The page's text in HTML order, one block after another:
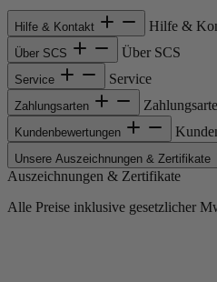
Hilfe & Kontakt Hilfe &
Über SCS Über SCS
Service Service
Zahlungsarten
Kundenbewertungen
Unsere Auszeichnungen & Zertifikate
Auszeichnungen & Zertifikate
Alle Preise inklusive gesetzlicher